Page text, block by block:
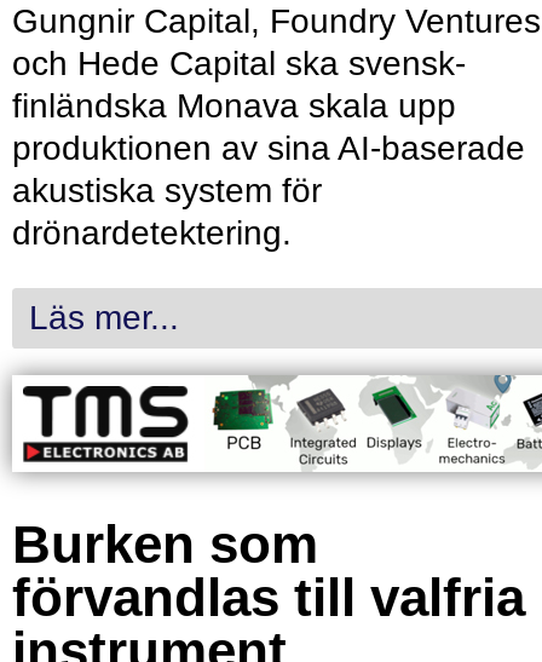
Gungnir Capital, Foundry Ventures
och Hede Capital ska svensk-
finländska Monava skala upp
produktionen av sina AI-baserade
akustiska system för
drönardetektering.
Läs mer...
Burken som
förvandlas till valfria